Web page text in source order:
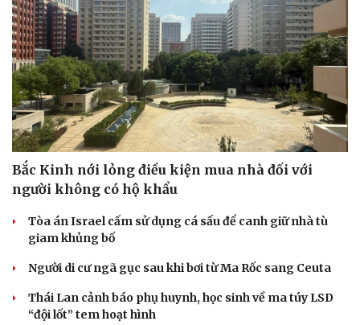
Bắc Kinh nới lỏng điều kiện mua nhà đối với
người không có hộ khẩu
Tòa án Israel cấm sử dụng cá sấu để canh giữ nhà tù
giam khủng bố
Người di cư ngã gục sau khi bơi từ Ma Rốc sang Ceuta
Thái Lan cảnh báo phụ huynh, học sinh về ma túy LSD
“đội lốt” tem hoạt hình